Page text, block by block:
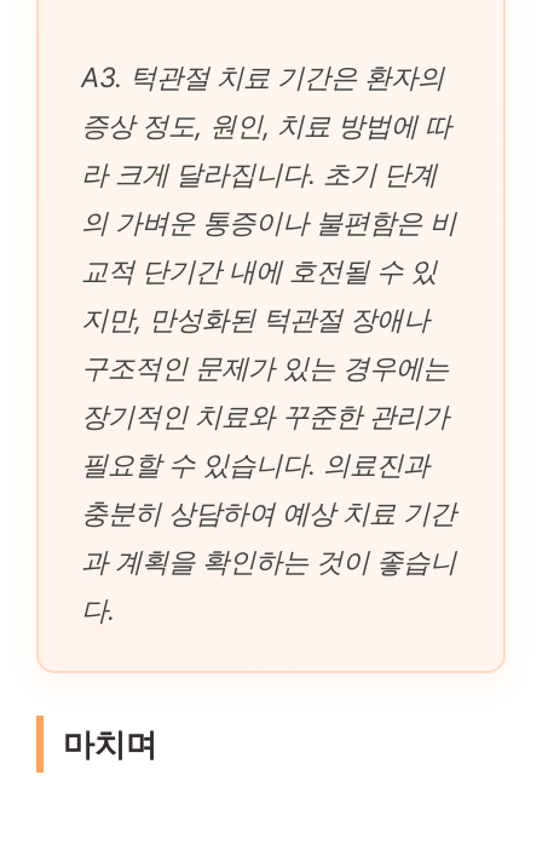
A3. 턱관절 치료 기간은 환자의
증상 정도, 원인, 치료 방법에 따
라 크게 달라집니다. 초기 단계
의 가벼운 통증이나 불편함은 비
교적 단기간 내에 호전될 수 있
지만, 만성화된 턱관절 장애나
구조적인 문제가 있는 경우에는
장기적인 치료와 꾸준한 관리가
필요할 수 있습니다. 의료진과
충분히 상담하여 예상 치료 기간
과 계획을 확인하는 것이 좋습니
다.
마치며